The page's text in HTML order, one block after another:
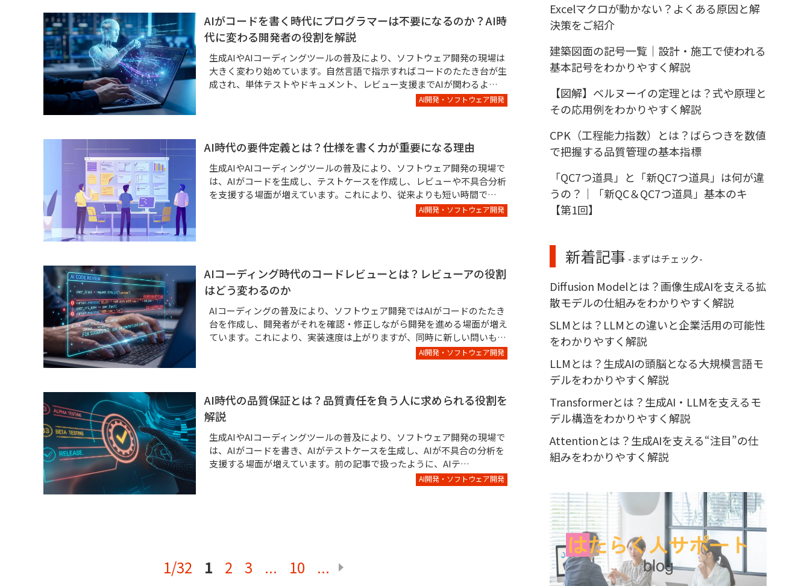
AIがコードを書く時代にプログラマーは不要になるのか？AI時
代に変わる開発者の役割を解説
生成AIやAIコーディングツールの普及により、ソフトウェア開発の現場は
大きく変わり始めています。自然言語で指示すればコードのたたき台が生
成され、単体テストやドキュメント、レビュー支援までAIが関わるよ…
AI開発・ソフトウェア開発
AI時代の要件定義とは？仕様を書く力が重要になる理由
生成AIやAIコーディングツールの普及により、ソフトウェア開発の現場で
は、AIがコードを生成し、テストケースを作成し、レビューや不具合分析
を支援する場面が増えています。これにより、従来よりも短い時間で…
AI開発・ソフトウェア開発
AIコーディング時代のコードレビューとは？レビューアの役割
はどう変わるのか
AIコーディングの普及により、ソフトウェア開発ではAIがコードのたたき
台を作成し、開発者がそれを確認・修正しながら開発を進める場面が増え
ています。これにより、実装速度は上がりますが、同時に新しい問いも…
AI開発・ソフトウェア開発
AI時代の品質保証とは？品質責任を負う人に求められる役割を
解説
生成AIやAIコーディングツールの普及により、ソフトウェア開発の現場で
は、AIがコードを書き、AIがテストケースを生成し、AIが不具合の分析を
支援する場面が増えています。前の記事で扱ったように、AIテ…
AI開発・ソフトウェア開発
1/32 1 2 3 ... 10 ...
Excelマクロが動かない？よくある原因と解
決策をご紹介
建築図面の記号一覧｜設計・施工で使われる
基本記号をわかりやすく解説
【図解】ベルヌーイの定理とは？式や原理と
その応用例をわかりやすく解説
CPK（工程能力指数）とは？ばらつきを数値
で把握する品質管理の基本指標
「QC7つ道具」と「新QC7つ道具」は何が違
うの？｜「新QC＆QC7つ道具」基本のキ
【第1回】
新着記事 -まずはチェック-
Diffusion Modelとは？画像生成AIを支える拡
散モデルの仕組みをわかりやすく解説
SLMとは？LLMとの違いと企業活用の可能性
をわかりやすく解説
LLMとは？生成AIの頭脳となる大規模言語モ
デルをわかりやすく解説
Transformerとは？生成AI・LLMを支えるモ
デル構造をわかりやすく解説
Attentionとは？生成AIを支える“注目”の仕
組みをわかりやすく解説